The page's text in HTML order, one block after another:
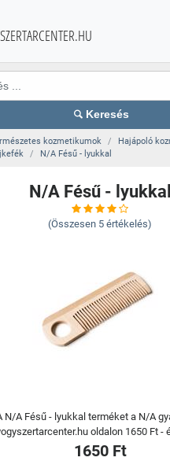
Keresés
kozmetikumok
Hajápoló
N/A Fésű - lyukkal
N/A Fésű - lyukkal
(Összesen 5 értékelés)
N/A Fésű - lyukkal terméket a N/A
oldalon 1650 Ft -
1650 Ft